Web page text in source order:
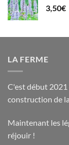
3,50€
LA FERME
C'est début
construction de
Maintenant les
réjouir !